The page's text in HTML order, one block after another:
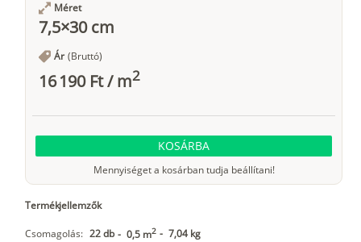
Méret
7,5×30 cm
Ár (Bruttó)
16 190 Ft/m2
KOSÁRBA
Mennyiséget a kosárban tudja beállítani!
Termékjellemzők
Csomagolás: 22 db - 0,5 m2 - 7,04 kg